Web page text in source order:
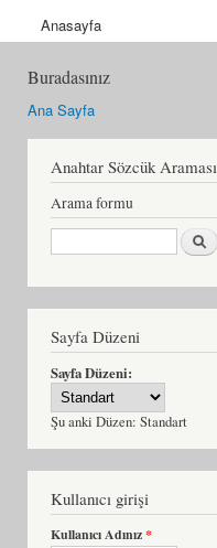
Anasayfa
Buradasınız
Ana Sayfa
Anahtar Sözcük Araması
Arama formu
Ara
Sayfa Düzeni
Sayfa Düzeni:
Şu anki Düzen: Standart
Kullanıcı girişi
Kullanıcı Adınız*